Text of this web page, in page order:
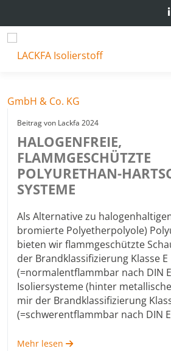
PRODUKTE
NACHHALTIGKEIT LACKFA
PROFISHOP
Beitrag von Lackfa 2024
HALOGENFREIE,
FLAMMGESCHÜTZTE
POLYURETHAN-
SYSTEME
Als Alternative zu halogenhaltigen
bromierte Polyetherpolyole)
bieten wir flammgeschützte
der Brandklassifizierung Klasse E
(=normalentflammbar nach DIN
Isoliersysteme (hinter
mir der Brandklassifizierung
(=schwerentflammbar nach DIN
Mehr lesen